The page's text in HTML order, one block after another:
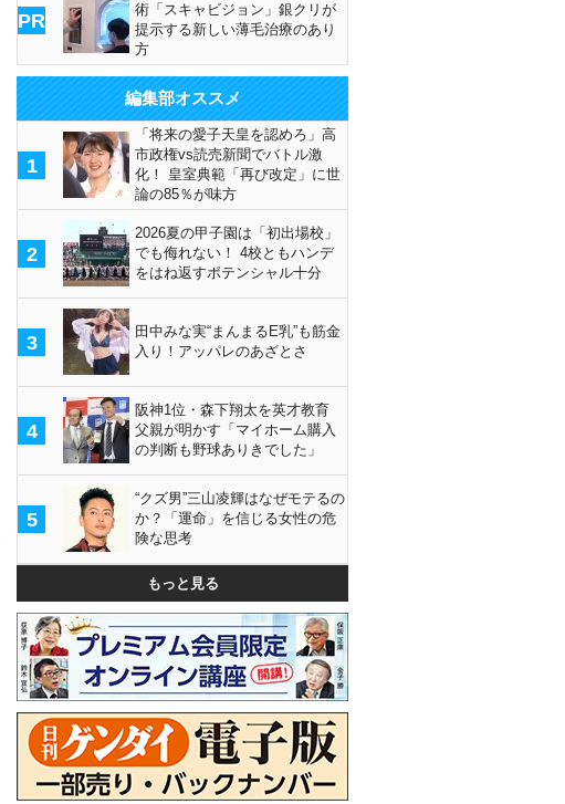
PR
術「スキャビジョン」銀クリが
提示する新しい薄毛治療のあり
方
編集部オススメ
1
「将来の愛子天皇を認めろ」高
市政権vs読売新聞でバトル激
化！ 皇室典範「再び改定」に世
論の85％が味方
2
2026夏の甲子園は「初出場校」
でも侮れない！ 4校ともハンデ
をはね返すポテンシャル十分
3
田中みな実“まんまるE乳”も筋金
入り！アッパレのあざとさ
4
阪神1位・森下翔太を英才教育
父親が明かす「マイホーム購入
の判断も野球ありきでした」
5
“クズ男”三山凌輝はなぜモテるの
か？「運命」を信じる女性の危
険な思考
もっと見る